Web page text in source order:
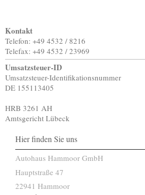
Kontakt
Telefon: +49 4532 / 8216
Telefax: +49 4532 / 23969
Umsatzsteuer-ID
Umsatzsteuer-Identifikationsnummer
DE 155113405
HRB 3261 AH
Amtsgericht Lübeck
Hier finden Sie uns
Autohaus Hammoor GmbH
Hauptstraße 47
22941 Hammoor